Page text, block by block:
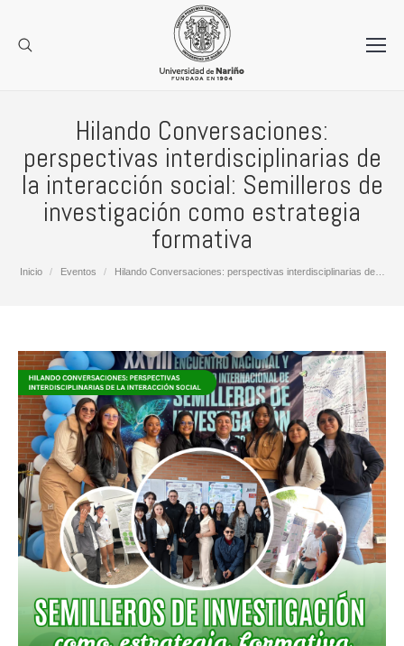
Hilando Conversaciones:
perspectivas interdisciplinarias de
la interacción social: Semilleros de
investigación como estrategia
formativa
Estás aquí:
Inicio Eventos Hilando Conversaciones: perspectivas interdisciplinarias de…